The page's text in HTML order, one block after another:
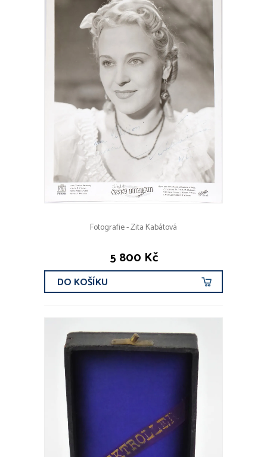
Fotografie - Zita Kabátová
5 800 Kč
DO KOŠÍKU